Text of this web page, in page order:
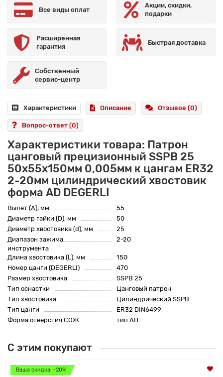
Все виды оплат
Акции, скидки,
подарки
Расширенная
гарантия
Быстрая доставка
Собственный
сервис-центр
Характеристики Описание Отзывов (0)
Вопрос-ответ (0)
Характеристики товара: Патрон
цанговый прецизионный SSPB 25
50x55x150мм 0,005мм к цангам ER32
2-20мм цилиндрический хвостовик
форма AD DEGERLI
Вылет (A), мм
55
Диаметр гайки (D), мм
50
Диаметр хвостовика (d), мм
25
Диапазон зажима
инструмента
2-20
Длина хвостовика (L), мм
150
Номер цанги (DEGERLI)
470
Размер хвостовика
SSPB 25
Тип оснастки
Цанговый патрон
Тип хвостовика
Цилиндрический SSPB
Тип цанги
ER32 DIN6499
Форма отверстия СОЖ
тип AD
С этим покупают
Ваша скидка: -20%